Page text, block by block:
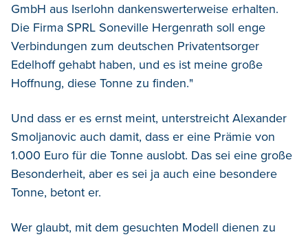
GmbH aus Iserlohn dankenswerterweise erhalten.
Die Firma SPRL Soneville Hergenrath soll enge
Verbindungen zum deutschen Privatentsorger
Edelhoff gehabt haben, und es ist meine große
Hoffnung, diese Tonne zu finden."
Und dass er es ernst meint, unterstreicht Alexander
Smoljanovic auch damit, dass er eine Prämie von
1.000 Euro für die Tonne auslobt. Das sei eine große
Besonderheit, aber es sei ja auch eine besondere
Tonne, betont er.
Wer glaubt, mit dem gesuchten Modell dienen zu